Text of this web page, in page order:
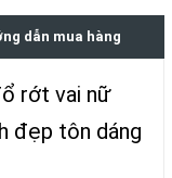
dẫn mua hàng
rớt vai nữ
đẹp tôn dáng